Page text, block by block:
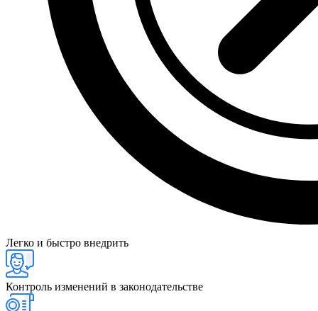
Легко и быстро внедрить
Контроль изменений в законодательстве